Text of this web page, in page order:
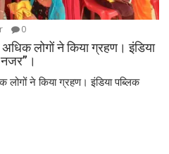
0
लोगों ने किया ग्रहण। इंडिया
ने किया ग्रहण। इंडिया पब्लिक